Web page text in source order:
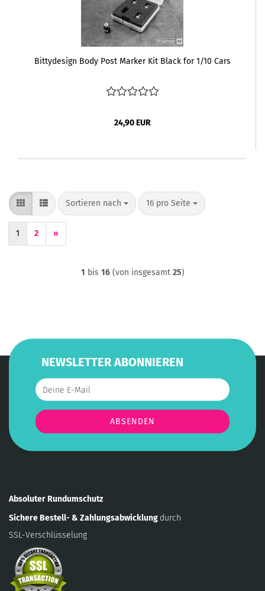
Bittydesign Body Post Marker Kit Black for 1/10 Cars
24,90 EUR
Sortieren nach
Sortieren nach 16 pro Seite
pro Seite
1 2 »
1 bis 16(von insgesamt 25)
NEWSLETTER ABONNIEREN
Absoluter Rundumschutz
Sichere Bestell- & Zahlungsabwicklung durch
SSL-Verschlüsselung